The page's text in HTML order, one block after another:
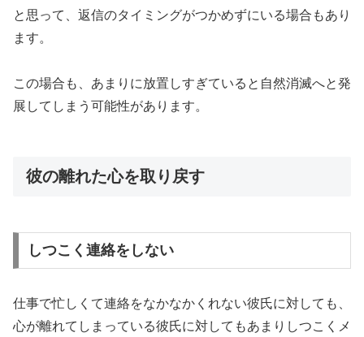
と思って、返信のタイミングがつかめずにいる場合もあり
ます。
この場合も、あまりに放置しすぎていると自然消滅へと発
展してしまう可能性があります。
彼の離れた心を取り戻す
しつこく連絡をしない
仕事で忙しくて連絡をなかなかくれない彼氏に対しても、
心が離れてしまっている彼氏に対してもあまりしつこくメ